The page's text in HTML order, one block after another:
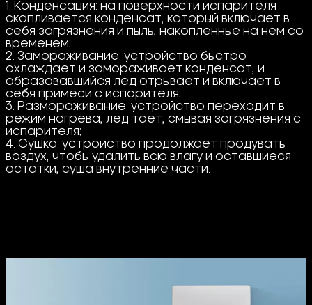
1. Конденсация: на поверхности испарителя
скапливается конденсат, который включает в
себя загрязнения и пыль, накопленные на нем со
временем;
2. Замораживание: устройство быстро
охлаждает и замораживает конденсат, и
образовавшийся лед отрывает и включает в
себя примеси с испарителя;
3. Размораживание: устройство переходит в
режим нагрева, лед тает, смывая загрязнения с
испарителя;
4. Сушка: устройство продолжает продувать
воздух, чтобы удалить всю влагу и оставшиеся
остатки, суша внутренние части.